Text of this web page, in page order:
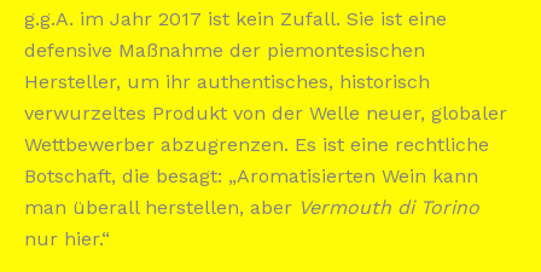
g.g.A. im Jahr 2017 ist kein Zufall. Sie ist eine
defensive Maßnahme der piemontesischen
Hersteller, um ihr authentisches, historisch
verwurzeltes Produkt von der Welle neuer, globaler
Wettbewerber abzugrenzen. Es ist eine rechtliche
Botschaft, die besagt: „Aromatisierten Wein kann
man überall herstellen, aber Vermouth di Torino
nur hier.“